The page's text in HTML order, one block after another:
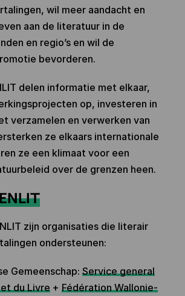
wil meer aandacht en
aan de literatuur in de
en regio’s en wil de
bevorderen.
delen informatie met elkaar,
op, investeren in
verzamelen en verwerken van
ze elkaars internationale
ze een klimaat voor een
over de grenzen heen.
zijn organisaties die literair
ondersteunen:
Gemeenschap: Service general
du Livre + Fédération Wallonie-